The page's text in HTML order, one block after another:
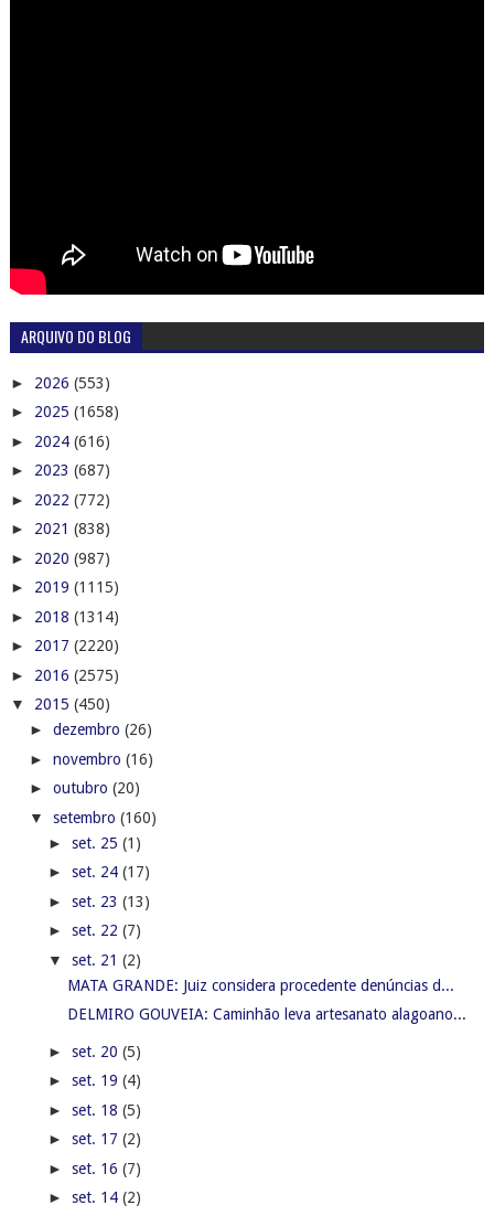
ARQUIVO DO BLOG
► 2026 (553)
► 2025 (1658)
► 2024 (616)
► 2023 (687)
► 2022 (772)
► 2021 (838)
► 2020 (987)
► 2019 (1115)
► 2018 (1314)
► 2017 (2220)
► 2016 (2575)
▼ 2015 (450)
► dezembro (26)
► novembro (16)
► outubro (20)
▼ setembro (160)
► set. 25 (1)
► set. 24 (17)
► set. 23 (13)
► set. 22 (7)
▼ set. 21 (2)
MATA GRANDE: Juiz considera procedente denúncias d...
DELMIRO GOUVEIA: Caminhão leva artesanato alagoano...
► set. 20 (5)
► set. 19 (4)
► set. 18 (5)
► set. 17 (2)
► set. 16 (7)
► set. 14 (2)